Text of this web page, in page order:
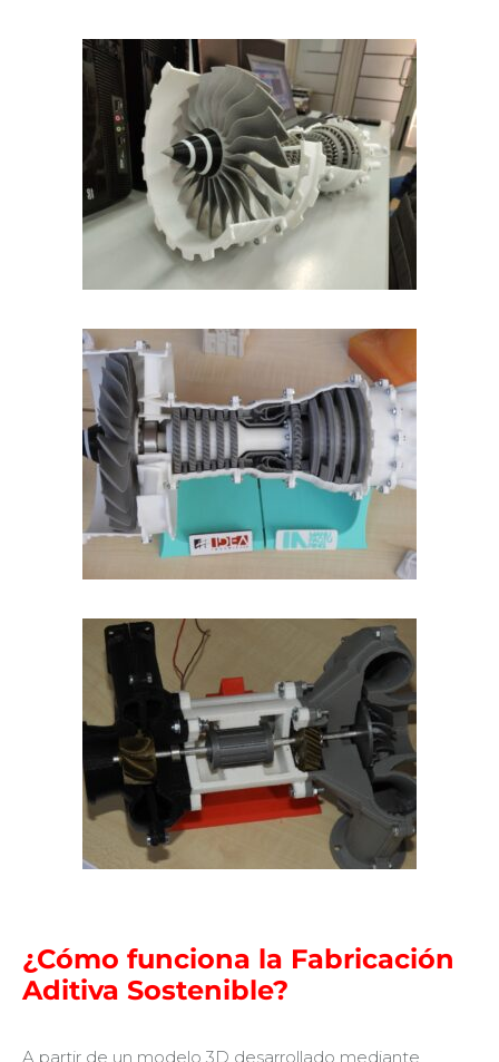
¿Cómo funciona la Fabricación
Aditiva Sostenible?
A partir de un modelo 3D desarrollado mediante